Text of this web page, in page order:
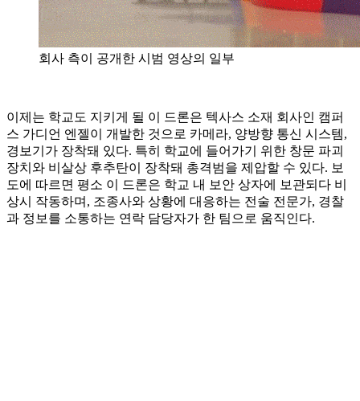
회사 측이 공개한 시범 영상의 일부
이제는 학교도 지키게 될 이 드론은 텍사스 소재 회사인 캠퍼
스 가디언 엔젤이 개발한 것으로 카메라, 양방향 통신 시스템,
경보기가 장착돼 있다. 특히 학교에 들어가기 위한 창문 파괴
장치와 비살상 후추탄이 장착돼 총격범을 제압할 수 있다. 보
도에 따르면 평소 이 드론은 학교 내 보안 상자에 보관되다 비
상시 작동하며, 조종사와 상황에 대응하는 전술 전문가, 경찰
과 정보를 소통하는 연락 담당자가 한 팀으로 움직인다.